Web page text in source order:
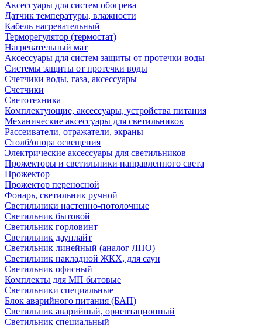
Аксессуары для систем обогрева
Датчик температуры, влажности
Кабель нагревательный
Терморегулятор (термостат)
Нагревательный мат
Аксессуары для систем защиты от протечки воды
Системы защиты от протечки воды
Счетчики воды, газа, аксессуары
Счетчики
Светотехника
Комплектующие, аксессуары, устройства питания
Механические аксессуары для светильников
Рассеиватели, отражатели, экраны
Столб/опора освещения
Электрические аксессуары для светильников
Прожекторы и светильники направленного света
Прожектор
Прожектор переносной
Фонарь, светильник ручной
Светильники настенно-потолочные
Светильник бытовой
Светильник горловинт
Светильник даунлайт
Светильник линейный (аналог ЛПО)
Светильник накладной ЖКХ, для саун
Светильник офисный
Комплекты для МП бытовые
Светильники специальные
Блок аварийного питания (БАП)
Светильник аварийный, ориентационный
Светильник специальный